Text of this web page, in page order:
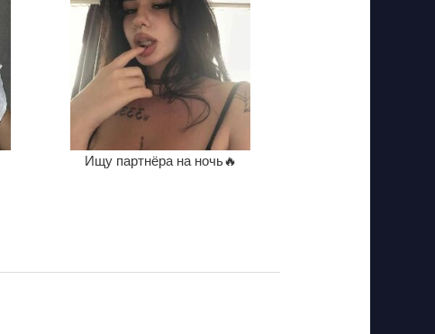
Ищу партнёра на ночь🔥